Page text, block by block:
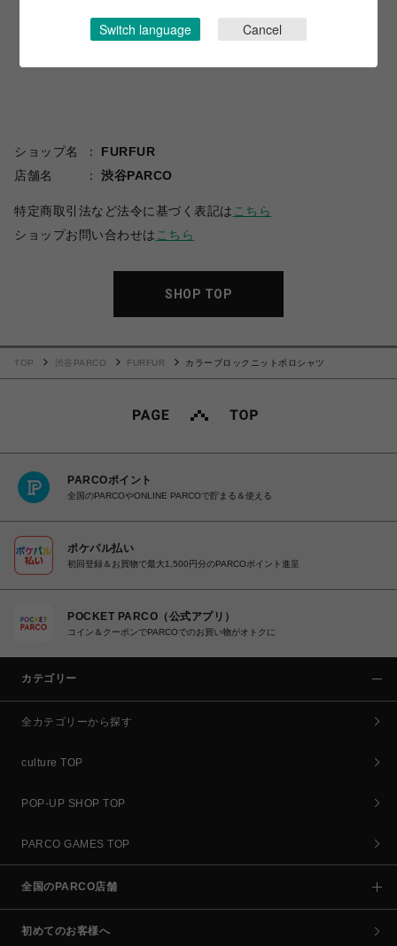
ショップ名
FURFUR
店舗名
渋谷PARCO
特定商取引法など法令に基づく表記は こちら
ショップお問い合わせは こちら
SHOP TOP
TOP 渋谷PARCO FURFUR カラーブロックニットポロシャツ
PARCOポイント
全国のPARCOやONLINE PARCOで貯まる＆使える
ポケパル払い
初回登録＆お買物で最大1,500円分のPARCOポイント進呈
POCKET PARCO（公式アプリ）
コイン＆クーポンでPARCOでのお買い物がオトクに
カテゴリー
全カテゴリーから探す
culture TOP
POP-UP SHOP TOP
PARCO GAMES TOP
全国のPARCO店舗
初めてのお客様へ
Switch language Cancel